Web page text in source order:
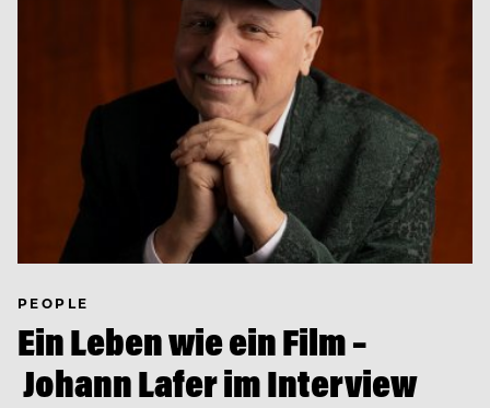
PEOPLE
Ein Leben wie ein Film –
Johann Lafer im Interview